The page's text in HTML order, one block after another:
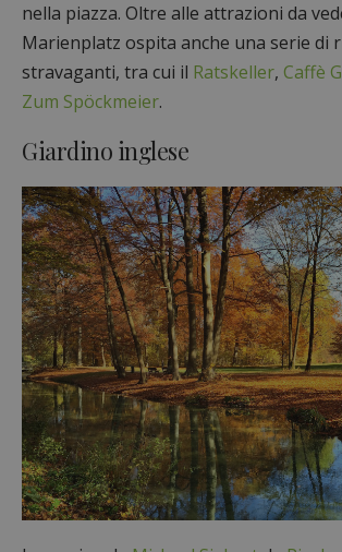
nella piazza. Oltre alle attrazioni da
Marienplatz ospita anche una serie di
stravaganti, tra cui il Ratskeller, Caffè
Zum Spöckmeier.
Giardino inglese